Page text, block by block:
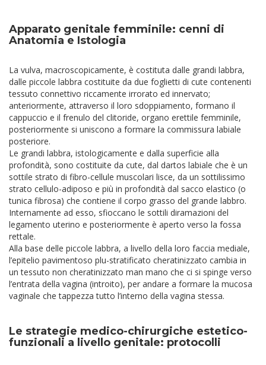
Apparato genitale femminile: cenni di
Anatomia e Istologia
La vulva, macroscopicamente, è costituta dalle grandi labbra,
dalle piccole labbra costituite da due foglietti di cute contenenti
tessuto connettivo riccamente irrorato ed innervato;
anteriormente, attraverso il loro sdoppiamento, formano il
cappuccio e il frenulo del clitoride, organo erettile femminile,
posteriormente si uniscono a formare la commissura labiale
posteriore.
Le grandi labbra, istologicamente e dalla superficie alla
profondità, sono costituite da cute, dal dartos labiale che è un
sottile strato di fibro-cellule muscolari lisce, da un sottilissimo
strato cellulo-adiposo e più in profondità dal sacco elastico (o
tunica fibrosa) che contiene il corpo grasso del grande labbro.
Internamente ad esso, sfioccano le sottili diramazioni del
legamento uterino e posteriormente è aperto verso la fossa
rettale.
Alla base delle piccole labbra, a livello della loro faccia mediale,
l’epitelio pavimentoso plu-stratificato cheratinizzato cambia in
un tessuto non cheratinizzato man mano che ci si spinge verso
l’entrata della vagina (introito), per andare a formare la mucosa
vaginale che tappezza tutto l’interno della vagina stessa.
Le strategie medico-chirurgiche estetico-
funzionali a livello genitale: protocolli